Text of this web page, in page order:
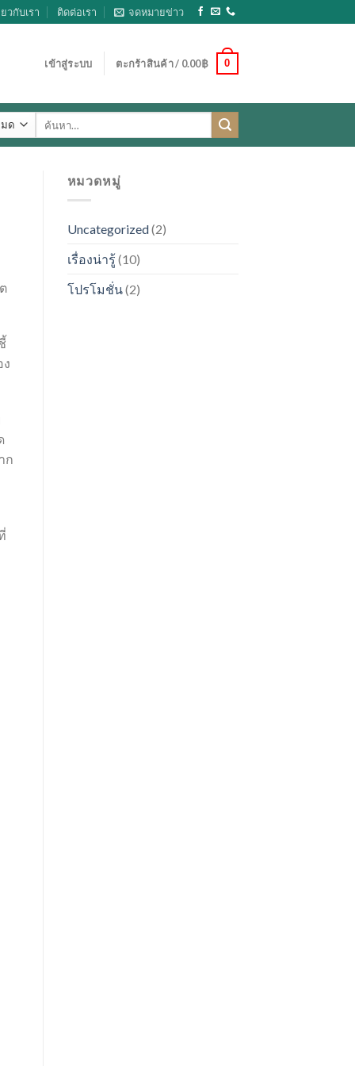
ยวกับเรา ติดต่อเรา จดหมายข่าว
เข้าสู่ระบบ ตะกร้าสินค้า / 0.00฿ 0
ค้นหา:
ก
หมวดหมู่
Uncategorized(2)
เรื่องน่ารู้(10)
โปรโมชั่น(2)